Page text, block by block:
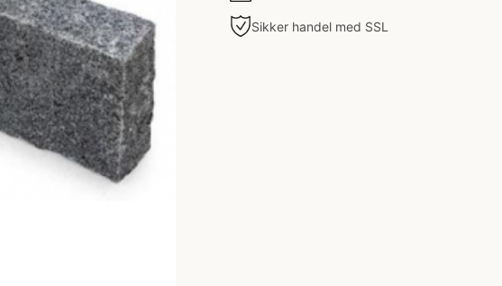
Sikker handel med SSL